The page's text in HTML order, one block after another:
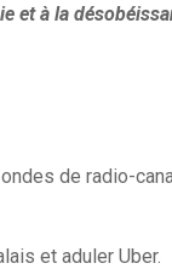
et à la
de radio-
et aduler Uber.